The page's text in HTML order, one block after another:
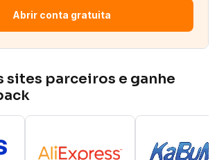
Abrir conta gratuita
sites parceiros e ganhe